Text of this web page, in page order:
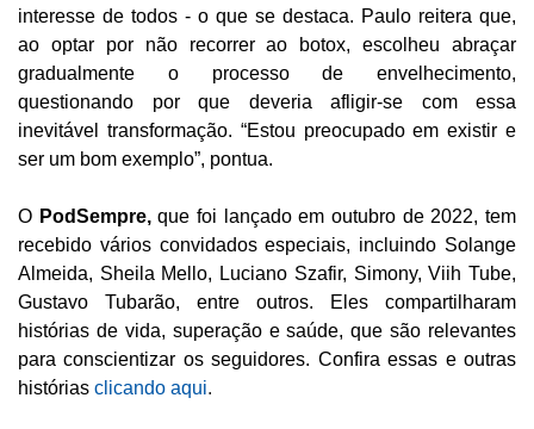
interesse de todos - o que se destaca. Paulo reitera que,
ao optar por não recorrer ao botox, escolheu abraçar
gradualmente o processo de envelhecimento,
questionando por que deveria afligir-se com essa
inevitável transformação. “Estou preocupado em existir e
ser um bom exemplo”, pontua.
O PodSempre,que foi lançado em outubro de 2022, tem
recebido vários convidados especiais, incluindo Solange
Almeida, Sheila Mello, Luciano Szafir, Simony, Viih Tube,
Gustavo Tubarão, entre outros. Eles compartilharam
histórias de vida, superação e saúde, que são relevantes
para conscientizar os seguidores. Confira essas e outras
histórias clicando aqui.